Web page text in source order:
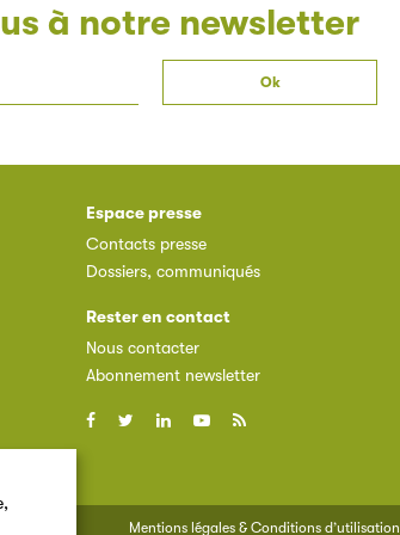
à notre newsletter
Espace presse
Contacts presse
Dossiers, communiqués
Rester en contact
Nous contacter
Abonnement newsletter
Mentions légales & Conditions d’utilisation